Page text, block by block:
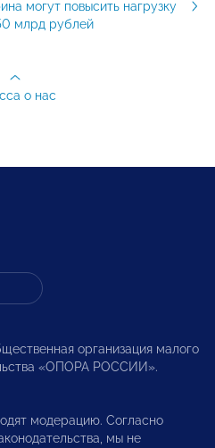
могут повысить нагрузку
млрд рублей
о нас
организация малого
«ОПОРА РОССИИ».
модерацию. Согласно
мы не